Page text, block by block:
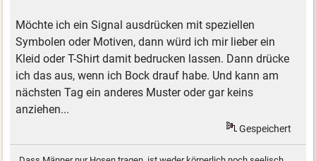
Möchte ich ein Signal ausdrücken mit speziellen
Symbolen oder Motiven, dann würd ich mir lieber ein
Kleid oder T-Shirt damit bedrucken lassen. Dann drücke
ich das aus, wenn ich Bock drauf habe. Und kann am
nächsten Tag ein anderes Muster oder gar keins
anziehen...
Gespeichert